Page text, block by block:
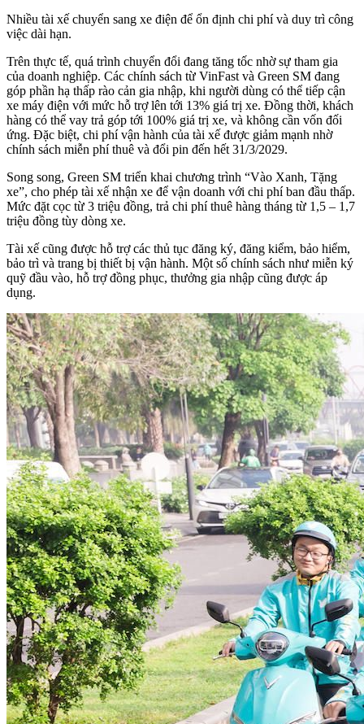
Nhiều tài xế chuyển sang xe điện để ổn định chi phí và duy trì công
việc dài hạn.
Trên thực tế, quá trình chuyển đổi đang tăng tốc nhờ sự tham gia
của doanh nghiệp. Các chính sách từ VinFast và Green SM đang
góp phần hạ thấp rào cản gia nhập, khi người dùng có thể tiếp cận
xe máy điện với mức hỗ trợ lên tới 13% giá trị xe. Đồng thời, khách
hàng có thể vay trả góp tới 100% giá trị xe, và không cần vốn đối
ứng. Đặc biệt, chi phí vận hành của tài xế được giảm mạnh nhờ
chính sách miễn phí thuê và đổi pin đến hết 31/3/2029.
Song song, Green SM triển khai chương trình “Vào Xanh, Tặng
xe”, cho phép tài xế nhận xe để vận doanh với chi phí ban đầu thấp.
Mức đặt cọc từ 3 triệu đồng, trả chi phí thuê hàng tháng từ 1,5 – 1,7
triệu đồng tùy dòng xe.
Tài xế cũng được hỗ trợ các thủ tục đăng ký, đăng kiểm, bảo hiểm,
bảo trì và trang bị thiết bị vận hành. Một số chính sách như miễn ký
quỹ đầu vào, hỗ trợ đồng phục, thưởng gia nhập cũng được áp
dụng.